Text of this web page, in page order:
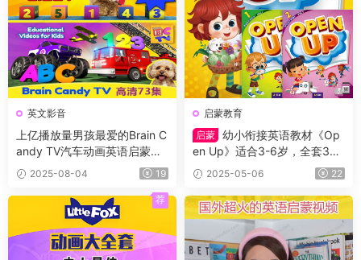
英文影音
上亿播放量男孩最爱的Brain C
andy TV汽车动画英语启蒙，
全73集，1080P高清视频带英
文字幕
2025-08-04 19
启蒙教育
启蒙 幼小衔接英语教材《Op
en Up》适合3-6岁，全套3个
级别（Starter,1,2级）学生书
+练习册及测试等（含答案）
+音频
2025-05-06 22
荐